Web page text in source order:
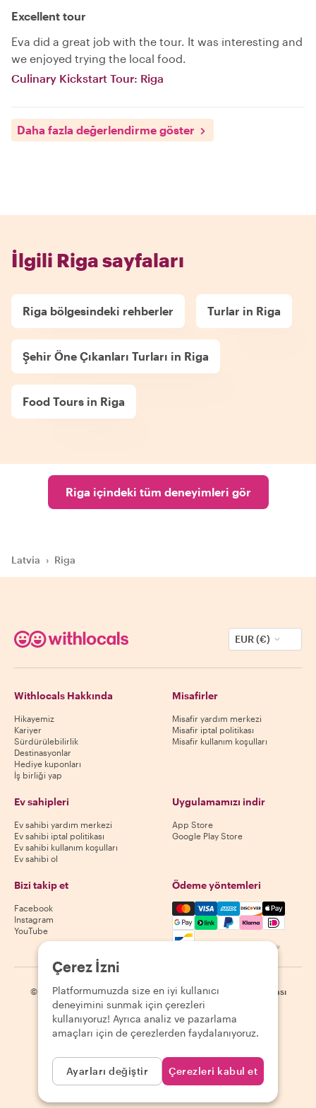
Excellent tour
Eva did a great job with the tour. It was interesting and
we enjoyed trying the local food.
Culinary Kickstart Tour: Riga
Daha fazla değerlendirme göster
İlgili Riga sayfaları
Riga bölgesindeki rehberler Turlar in Riga
Şehir Öne Çıkanları Turları in Riga
Food Tours in Riga
Riga içindeki tüm deneyimleri gör
Latvia › Riga
EUR (€)
Withlocals Hakkında
Hikayemiz
Kariyer
Sürdürülebilirlik
Destinasyonlar
Hediye kuponları
İş birliği yap
Misafirler
Misafir yardım merkezi
Misafir iptal politikası
Misafir kullanım koşulları
Ev sahipleri
Ev sahibi yardım merkezi
Ev sahibi iptal politikası
Ev sahibi kullanım koşulları
Ev sahibi ol
Uygulamamızı indir
App Store
Google Play Store
Bizi takip et
Facebook
Instagram
YouTube
Ödeme yöntemleri
Mastercard, Visa, Amex,
Kullanılabilirlik destinasyona göre değişir
© 2026 Withlocals.com | Gizlilik Politikası Çerezler Site haritası
Çerez İzni
Platformumuzda size en iyi kullanıcı
deneyimini sunmak için çerezleri
kullanıyoruz! Ayrıca analiz ve pazarlama
amaçları için de çerezlerden faydalanıyoruz.
Ayarları değiştir Çerezleri kabul et